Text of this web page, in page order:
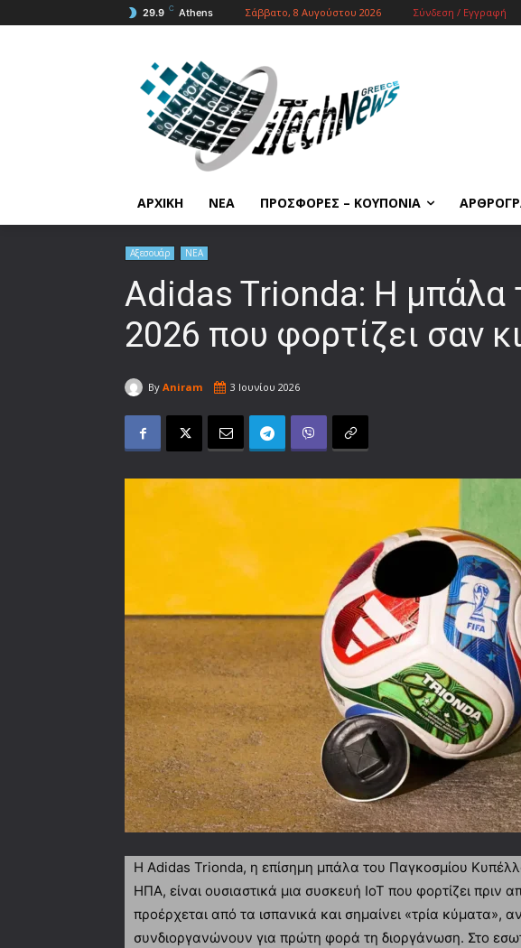
29.9 C Athens Σάββατο, 8 Αυγούστου 2026 Σύνδεση / Εγγραφή
ΑΡΧΙΚΗ ΝΕΑ ΠΡΟΣΦΟΡΕΣ – ΚΟΥΠΟΝΙΑ
Αξεσουάρ ΝΕΑ
Adidas Trionda: Η μπάλα
2026 που φορτίζει σαν
By Aniram 3 Ιουνίου 2026
Η Adidas Trionda, η επίσημη μπάλα του Παγκοσμίου
ΗΠΑ, είναι ουσιαστικά μια συσκευή IoT που φορτίζει
προέρχεται από τα ισπανικά και σημαίνει «τρία κύματα»,
συνδιοργανώνουν για πρώτη φορά τη διοργάνωση. Στο